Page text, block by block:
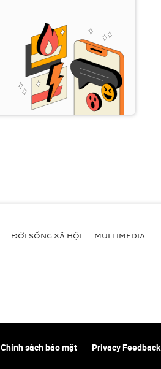
ĐỜI SỐNG XÃ HỘI MULTIMEDIA
Chính sách bảo mật Privacy Feedback